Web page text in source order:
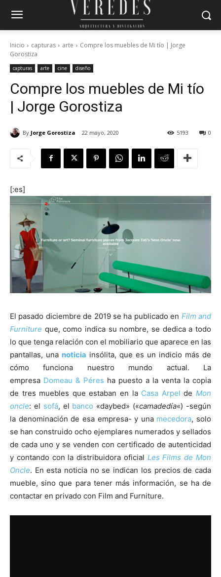
Inicio capturas arte
Compre los muebles de Mi tío | Jorge
Gorostiza
capturas arte cine diseño
Compre los muebles de Mi tío
| Jorge Gorostiza
By Jorge Gorostiza 22 mayo, 2020 0
5193
[:es]
El pasado diciembre de 2019 se ha publicado en Film and
Furniture que, como indica su nombre, se dedica a todo
lo que tenga relación con el mobiliario que aparece en las
pantallas, una noticia insólita, que es un indicio más de
cómo funciona nuestro mundo actual. La
empresa Domeau & Péres ha puesto a la venta la copia
de tres muebles que estaban en la Casa Arpelde Mon
oncle: el sofá, el banco «daybed» («camadedía«) -según
la denominación de esa empresa- y una mecedora, solo
se han construido ocho ejemplares numerados y sellados
de cada uno y se venden con certificado de autenticidad
y contando con la distribuidora oficial Les Films de Mon
Oncle. En esta noticia no se indican los precios de cada
mueble, sino que para tener más información, se ha de
contactar en privado con Film and Furniture.